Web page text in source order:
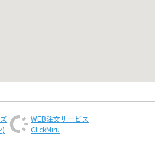
)
WEB注文サービス
ClickMiru